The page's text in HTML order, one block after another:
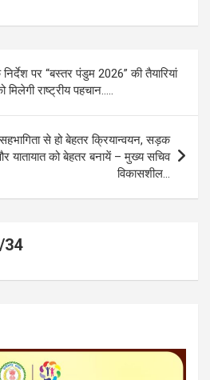
e
gr
a
m
ail py
Li
n
k
ar
e
पर “बस्तर पंडुम 2026” की तैयारियां
राष्ट्रीय पहचान…..
से हो बेहतर क्रियान्वयन, सड़क
यातायात को बेहतर बनायें – मुख्य सचिव
विकासशील…
34